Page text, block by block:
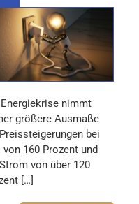
nimmt
größere Ausmaße
bei
von 160 Prozent und
von über 120
[…]